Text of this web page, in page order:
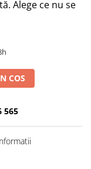
Alege ce nu se
COS
565